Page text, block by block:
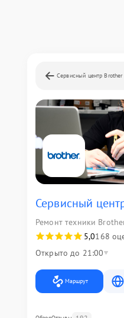
Сервисный центр Brother
Сервисный
Ремонт техники
5,0168
Открыто до 21:00
Маршрут